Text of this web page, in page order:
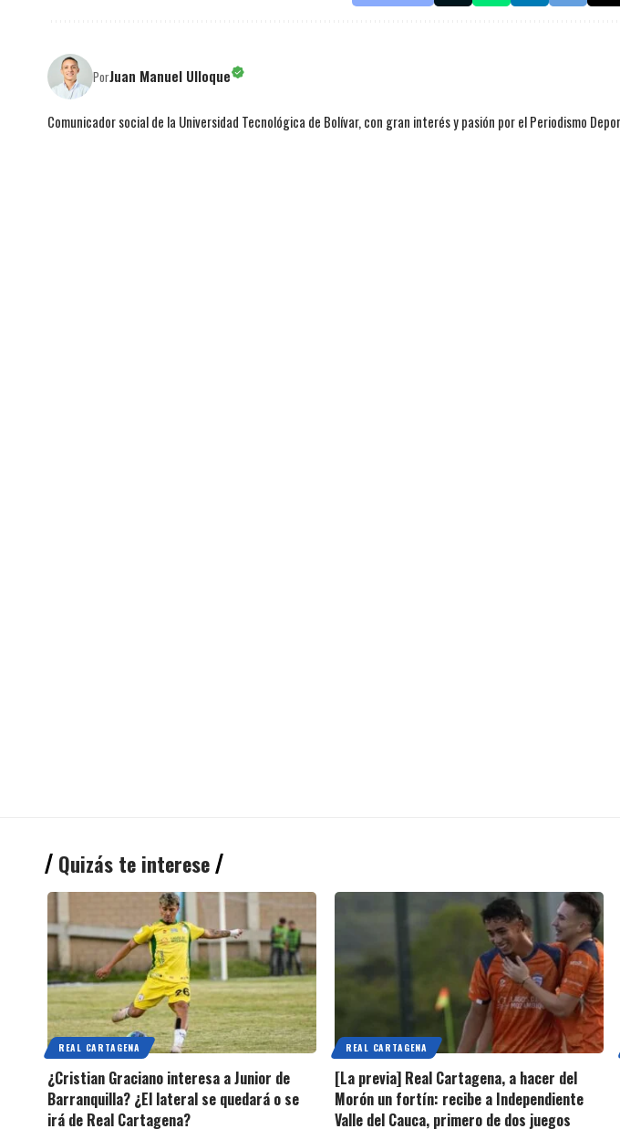
PorJuan Manuel Ulloque
Comunicador social de la Universidad Tecnológica de Bolívar, con gran interés y pasión por el Periodismo
Quizás te interese
REAL CARTAGENA
¿Cristian Graciano interesa a Junior de
Barranquilla? ¿El lateral se quedará o se
irá de Real Cartagena?
REAL CARTAGENA
[La previa] Real Cartagena, a hacer del
Morón un fortín: recibe a Independiente
Valle del Cauca, primero de dos juegos